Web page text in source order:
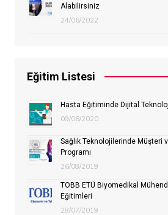
Alabilirsiniz
24/06/2022
Eğitim Listesi
Hasta Eğitiminde Dijital
09/06/2020
Sağlık Teknolojilerinde Müşteri
Programı
26/08/2019
TOBB ETÜ Biyomedikal
Eğitimleri
28/07/2019